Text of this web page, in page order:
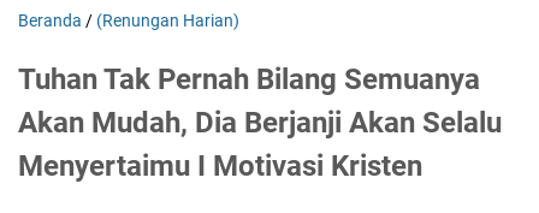
Beranda / (Renungan Harian)
Tuhan Tak Pernah Bilang Semuanya
Akan Mudah, Dia Berjanji Akan Selalu
Menyertaimu I Motivasi Kristen